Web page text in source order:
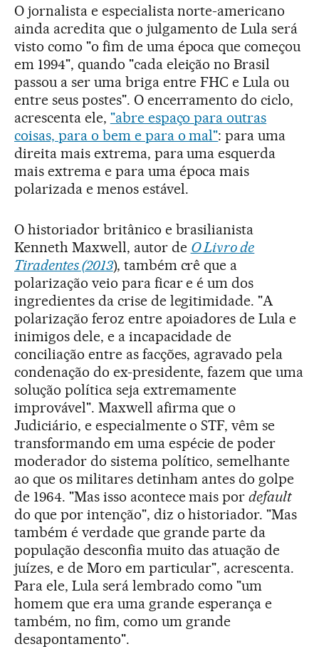
O jornalista e especialista norte-americano
ainda acredita que o julgamento de Lula será
visto como "o fim de uma época que começou
em 1994", quando "cada eleição no Brasil
passou a ser uma briga entre FHC e Lula ou
entre seus postes". O encerramento do ciclo,
acrescenta ele, "abre espaço para outras
coisas, para o bem e para o mal": para uma
direita mais extrema, para uma esquerda
mais extrema e para uma época mais
polarizada e menos estável.
O historiador britânico e brasilianista
Kenneth Maxwell, autor de O Livro de
Tiradentes (2013), também crê que a
polarização veio para ficar e é um dos
ingredientes da crise de legitimidade. "A
polarização feroz entre apoiadores de Lula e
inimigos dele, e a incapacidade de
conciliação entre as facções, agravado pela
condenação do ex-presidente, fazem que uma
solução política seja extremamente
improvável". Maxwell afirma que o
Judiciário, e especialmente o STF, vêm se
transformando em uma espécie de poder
moderador do sistema político, semelhante
ao que os militares detinham antes do golpe
de 1964. "Mas isso acontece mais pordefault
do que por intenção", diz o historiador. "Mas
também é verdade que grande parte da
população desconfia muito das atuação de
juízes, e de Moro em particular", acrescenta.
Para ele, Lula será lembrado como "um
homem que era uma grande esperança e
também, no fim, como um grande
desapontamento".